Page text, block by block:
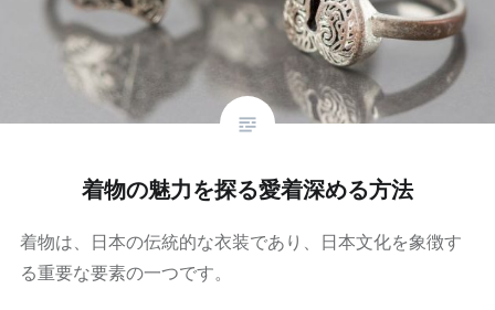
着物の魅力を探る愛着深める方法
着物は、日本の伝統的な衣装であり、日本文化を象徴す
る重要な要素の一つです。